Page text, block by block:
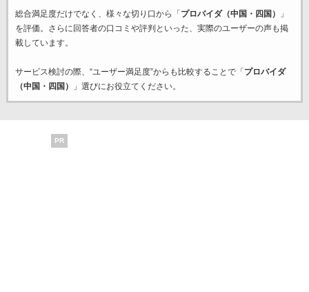
総合満足度だけでなく、様々な切り口から「 プロバイダ（中国・四国）
」
を評価。さらに回答者の口コミや評判といった、実際のユーザーの声も掲
載しています。
サービス検討の際、“ユーザー満足度”からも比較することで「 プロバイダ
（中国・四国）
」選びにお役立てください。
PR